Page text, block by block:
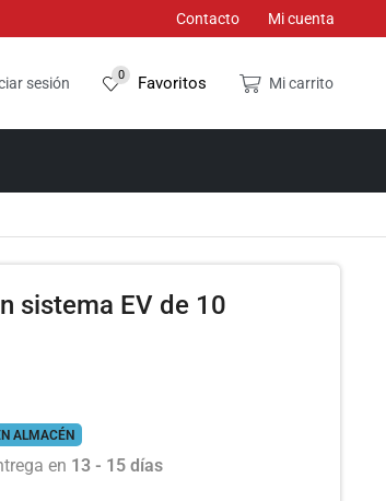
Contacto Mi cuenta
sesión 0 Favoritos Mi carrito
sistema EV de 10
ALMACÉN
en 13 - 15 días